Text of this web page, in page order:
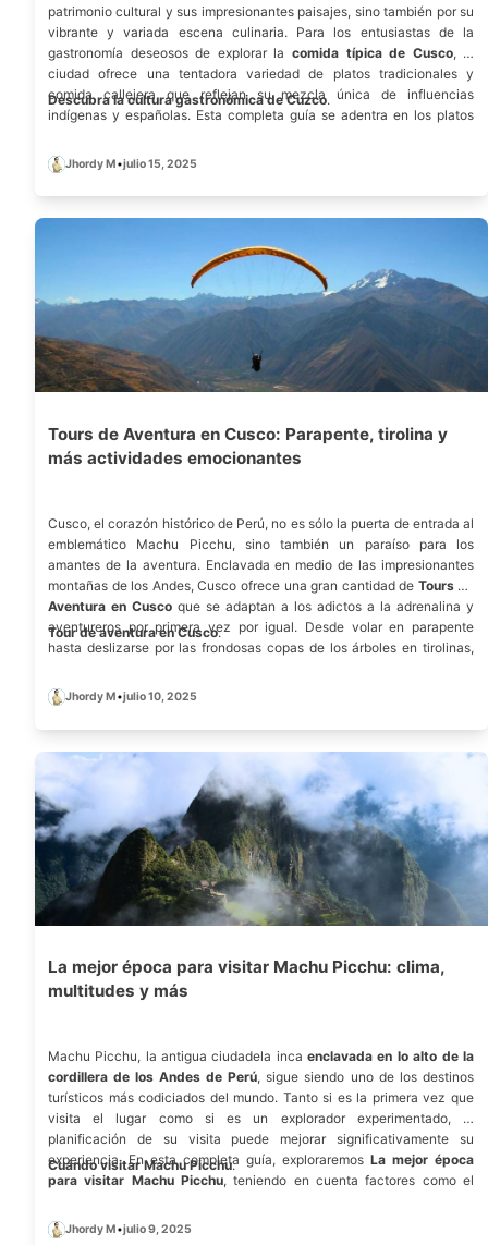
patrimonio cultural y sus impresionantes paisajes, sino también por su
vibrante y variada escena culinaria. Para los entusiastas de la
gastronomía deseosos de explorar la comida típica de Cusco, la
ciudad ofrece una tentadora variedad de platos tradicionales y
comida callejera que reflejan su mezcla única de influencias
indígenas y españolas. Esta completa guía se adentra en los platos
experiencias gastronómicas y consejos prácticos para saborear los
tesoros gastronómicos de Cuzco de forma segura y divertida.
Descubra la cultura gastronómica de Cuzco.
Jhordy M•julio 15, 2025
Tours de Aventura en Cusco: Parapente, tirolina y
más actividades emocionantes
Cusco, el corazón histórico de Perú, no es sólo la puerta de entrada al
emblemático Machu Picchu, sino también un paraíso para los
amantes de la aventura. Enclavada en medio de las impresionantes
montañas de los Andes, Cusco ofrece una gran cantidad de Tours de
Aventura en Cusco que se adaptan a los adictos a la adrenalina y
aventureros por primera vez por igual. Desde volar en parapente
hasta deslizarse por las frondosas copas de los árboles en tirolinas,
completa guía, exploramos las principales actividades de aventura en
Cusco, proporcionamos consejos esenciales para los viajeros, y
destacamos por qué Cusco debe ser su próximo destino de aventura.
Tour de aventura en Cusco.
Jhordy M•julio 10, 2025
La mejor época para visitar Machu Picchu: clima,
multitudes y más
Machu Picchu, la antigua ciudadela inca enclavada en lo alto de la
cordillera de los Andes de Perú, sigue siendo uno de los destinos
turísticos más codiciados del mundo. Tanto si es la primera vez que
visita el lugar como si es un explorador experimentado, la
planificación de su visita puede mejorar significativamente su
experiencia. En esta completa guía, exploraremos La mejor época
para visitar Machu Picchu, teniendo en cuenta factores como el
ayudarle a sacar el máximo provecho de su viaje.
Cuándo visitar Machu Picchu.
Jhordy M•julio 9, 2025